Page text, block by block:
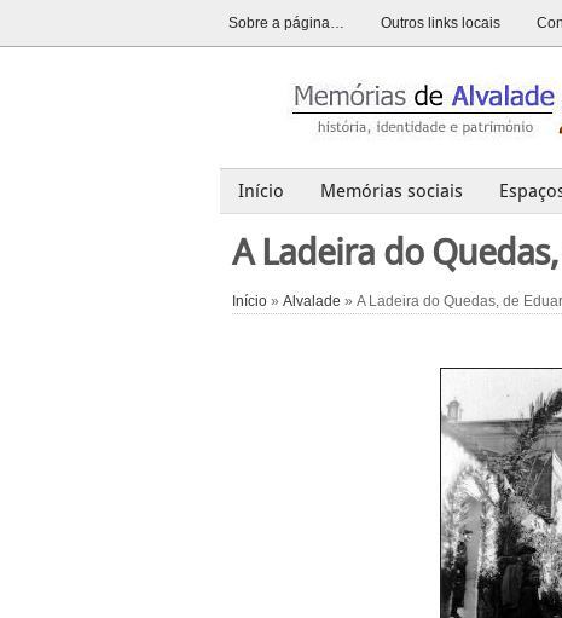
Sobre a página… Outros links locais
Início Memórias sociais
Alvalade
Opinião História
A Ladeira do
Início » Alvalade » A Ladeira do Quedas, de